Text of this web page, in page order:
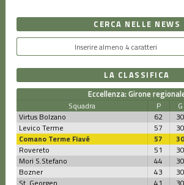
CERCA NELLE NEWS
LA CLASSIFICA
Eccellenza: Girone
Squadra P G
Virtus Bolzano
62 30
Levico Terme
57 30
Comano Terme Fiavé
57 30
Rovereto
51 30
Mori S.Stefano
44 30
Bozner
43 30